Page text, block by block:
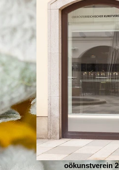
oökunstverein